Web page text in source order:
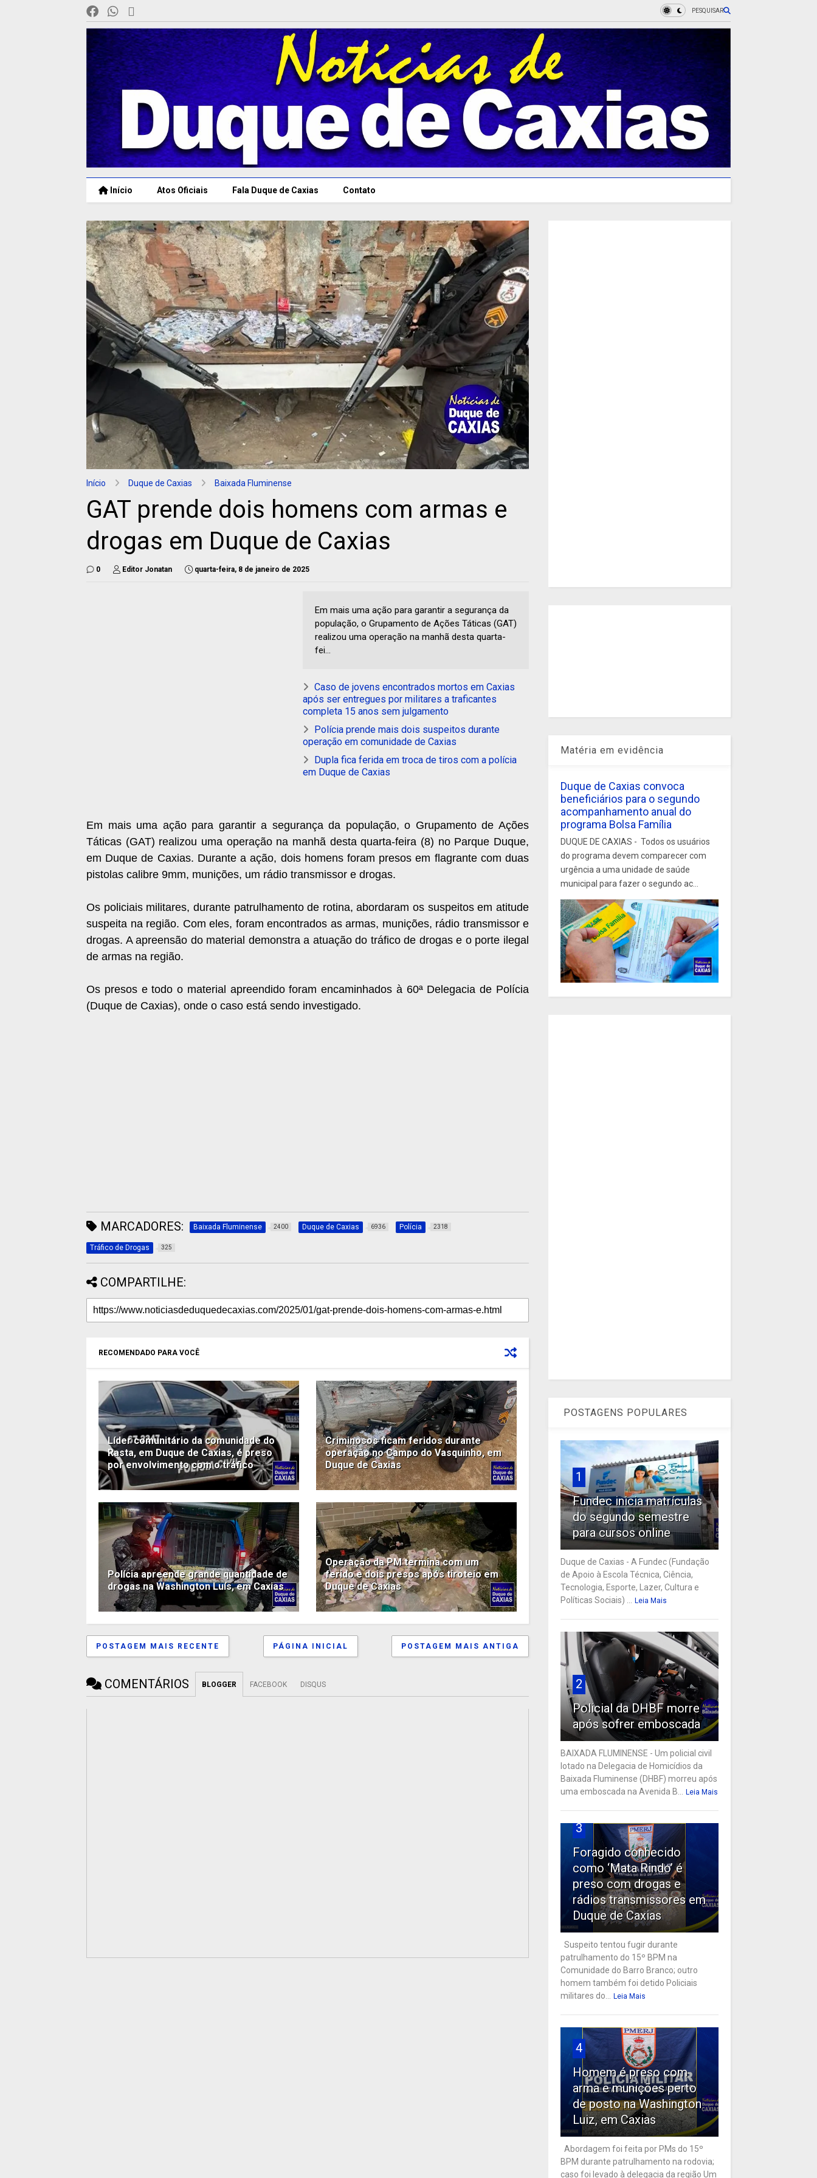
PESQUISAR
Início Atos Oficiais Fala Duque de Caxias Contato
Início Duque de Caxias Baixada Fluminense
GAT prende dois homens com armas e
drogas em Duque de Caxias
0 Editor Jonatan quarta-feira, 8 de janeiro de 2025
Em mais uma ação para garantir a segurança da
população, o Grupamento de Ações Táticas (GAT)
realizou uma operação na manhã desta quarta-
fei...
Caso de jovens encontrados mortos em Caxias
após ser entregues por militares a traficantes
completa 15 anos sem julgamento
Polícia prende mais dois suspeitos durante
operação em comunidade de Caxias
Dupla fica ferida em troca de tiros com a polícia
em Duque de Caxias
Em mais uma ação para garantir a segurança da população, o Grupamento de Ações
Táticas (GAT) realizou uma operação na manhã desta quarta-feira (8) no Parque Duque,
em Duque de Caxias. Durante a ação, dois homens foram presos em flagrante com duas
pistolas calibre 9mm, munições, um rádio transmissor e drogas.
Os policiais militares, durante patrulhamento de rotina, abordaram os suspeitos em atitude
suspeita na região. Com eles, foram encontrados as armas, munições, rádio transmissor e
drogas. A apreensão do material demonstra a atuação do tráfico de drogas e o porte ilegal
de armas na região.
Os presos e todo o material apreendido foram encaminhados à 60ª Delegacia de Polícia
(Duque de Caxias), onde o caso está sendo investigado.
MARCADORES: Baixada Fluminense 2400 Duque de Caxias 6936 Polícia 2318
Tráfico de Drogas 325
COMPARTILHE:
RECOMENDADO PARA VOCÊ
Líder comunitário da comunidade do
Rasta, em Duque de Caxias, é preso
por envolvimento com o tráfico
Criminosos ficam feridos durante
operação no Campo do Vasquinho, em
Duque de Caxias
Polícia apreende grande quantidade de
drogas na Washington Luís, em Caxias
Operação da PM termina com um
ferido e dois presos após tiroteio em
Duque de Caxias
POSTAGEM MAIS RECENTE POSTAGEM MAIS ANTIGA
PÁGINA INICIAL
COMENTÁRIOS BLOGGER FACEBOOK DISQUS
Matéria em evidência
Duque de Caxias convoca
beneficiários para o segundo
acompanhamento anual do
programa Bolsa Família
DUQUE DE CAXIAS - Todos os usuários
do programa devem comparecer com
urgência a uma unidade de saúde
municipal para fazer o segundo ac...
POSTAGENS POPULARES
1
Fundec inicia matrículas
do segundo semestre
para cursos online
Duque de Caxias - A Fundec (Fundação
de Apoio à Escola Técnica, Ciência,
Tecnologia, Esporte, Lazer, Cultura e
Políticas Sociais) ...
Leia Mais
2
Policial da DHBF morre
após sofrer emboscada
BAIXADA FLUMINENSE - Um policial civil
lotado na Delegacia de Homicídios da
Baixada Fluminense (DHBF) morreu após
uma emboscada na Avenida B...
Leia Mais
3
Foragido conhecido
como ‘Mata Rindo’ é
preso com drogas e
rádios transmissores em
Duque de Caxias
Suspeito tentou fugir durante
patrulhamento do 15º BPM na
Comunidade do Barro Branco; outro
homem também foi detido Policiais
militares do...
Leia Mais
4
Homem é preso com
arma e munições perto
de posto na Washington
Luiz, em Caxias
Abordagem foi feita por PMs do 15º
BPM durante patrulhamento na rodovia;
caso foi levado à delegacia da região Um